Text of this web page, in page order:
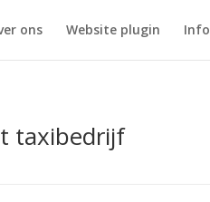
ons Website plugin Info
taxibedrijf